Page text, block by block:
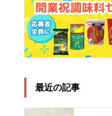
最近の記事